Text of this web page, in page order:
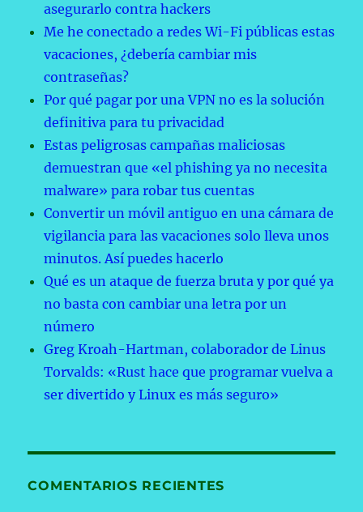
asegurarlo contra hackers
Me he conectado a redes Wi-Fi públicas estas
vacaciones, ¿debería cambiar mis
contraseñas?
Por qué pagar por una VPN no es la solución
definitiva para tu privacidad
Estas peligrosas campañas maliciosas
demuestran que «el phishing ya no necesita
malware» para robar tus cuentas
Convertir un móvil antiguo en una cámara de
vigilancia para las vacaciones solo lleva unos
minutos. Así puedes hacerlo
Qué es un ataque de fuerza bruta y por qué ya
no basta con cambiar una letra por un
número
Greg Kroah-Hartman, colaborador de Linus
Torvalds: «Rust hace que programar vuelva a
ser divertido y Linux es más seguro»
COMENTARIOS RECIENTES